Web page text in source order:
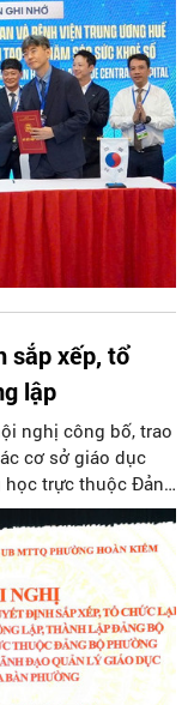
sắp xếp, tổ
lập
nghị công bố, trao
cơ sở giáo dục
học trực thuộc Đảng
cấp ủy, Bí thư,
đạo, quản lý giáo